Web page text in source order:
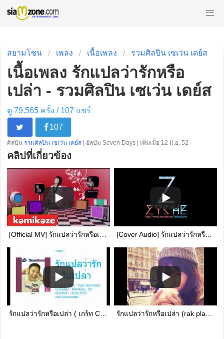
สยามโซน เพลง เนื้อเพลง รวมศิลปิน เซเว่น เดย์ส
เนื้อเพลง รักแปลว่ารักหรือ
เปล่า - รวมศิลปิน เซเว่น เดย์ส
ดู 79,565 ครั้ง / 107 แชร์
107
ศิลปิน รวมศิลปิน เซเว่น เดย์ส | อัลบัม Seven Days | เพิ่มเมื่อ 12 มิ.ย. 52
คลิปที่เกี่ยวข้อง
[Official MV] รักแปลว่ารักหรือเปล่า : Seven days [Cover Audio] รักแปลว่ารักหรือเปล่า - Pooh&Bungkee
รักแปลว่ารักหรือเปล่า ( เกร้ท Cover ) รักแปลว่ารักหรือเปล่า (rak plae wa rak rue plao) พรปวีณ์ นีระสิงห์ (FayeFFK)